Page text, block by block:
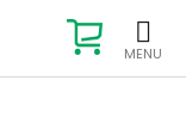
KOŠÍK